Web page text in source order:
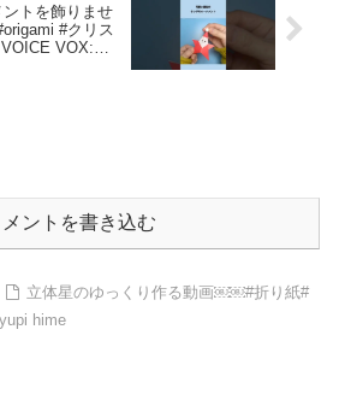
トを飾りませ
#クリス
VOX:雨
メントを書き込む
立体星のゆっくり作る動画￼￼#折り紙#
hime